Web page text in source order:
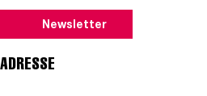
Newsletter
ADRESSE